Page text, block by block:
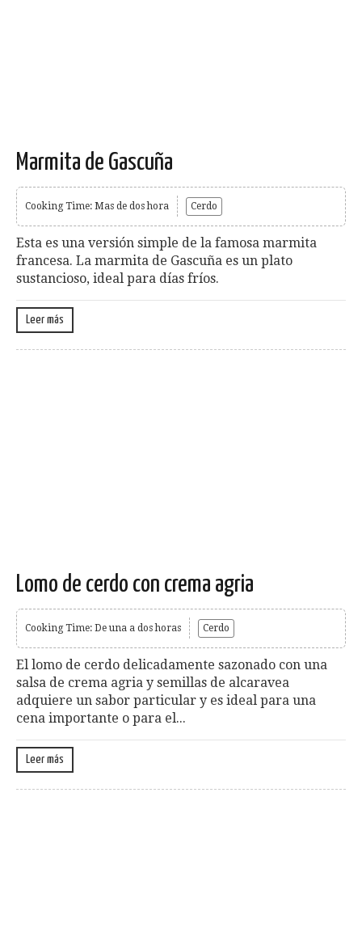
Marmita de Gascuña
Cooking Time: Mas de dos hora Cerdo
Esta es una versión simple de la famosa marmita
francesa. La marmita de Gascuña es un plato
sustancioso, ideal para días fríos.
Leer más
Lomo de cerdo con crema agria
Cooking Time: De una a dos horas Cerdo
El lomo de cerdo delicadamente sazonado con una
salsa de crema agria y semillas de alcaravea
adquiere un sabor particular y es ideal para una
cena importante o para el...
Leer más